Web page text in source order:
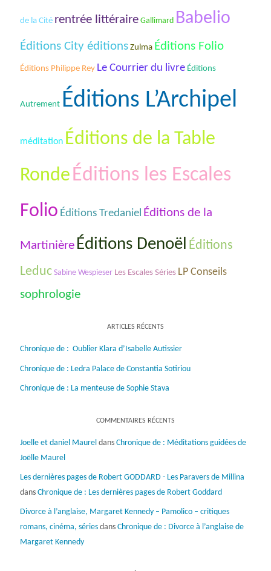
de la Cité rentrée littéraire Gallimard Babelio
Éditions City éditions Zulma Éditions Folio
Éditions Philippe Rey Le Courrier du livre Éditions
Autrement Éditions L’Archipel
méditation Éditions de la Table
RondeÉditions les Escales
Folio Éditions Tredaniel Éditions de la
Martinière Éditions Denoël Éditions
Leduc Sabine Wespieser Les Escales Séries LP Conseils
sophrologie
ARTICLES RÉCENTS
Chronique de : Oublier Klara d’Isabelle Autissier
Chronique de : Ledra Palace de Constantia Sotiriou
Chronique de : La menteuse de Sophie Stava
COMMENTAIRES RÉCENTS
Joelle et daniel Maureldans Chronique de : Méditations guidées de
Joëlle Maurel
Les dernières pages de Robert GODDARD - Les Paravers de Millina
dans Chronique de : Les dernières pages de Robert Goddard
Divorce à l’anglaise, Margaret Kennedy – Pamolico – critiques
romans, cinéma, sériesdans Chronique de : Divorce à l’anglaise de
Margaret Kennedy